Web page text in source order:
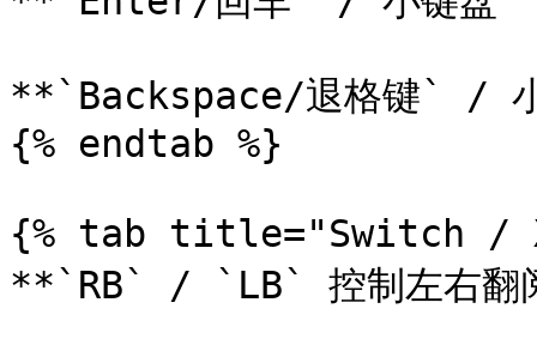
**`Backspace/退格键` /
{% endtab %}
{% tab title="Switch /
**`RB` / `LB` 控制左右翻